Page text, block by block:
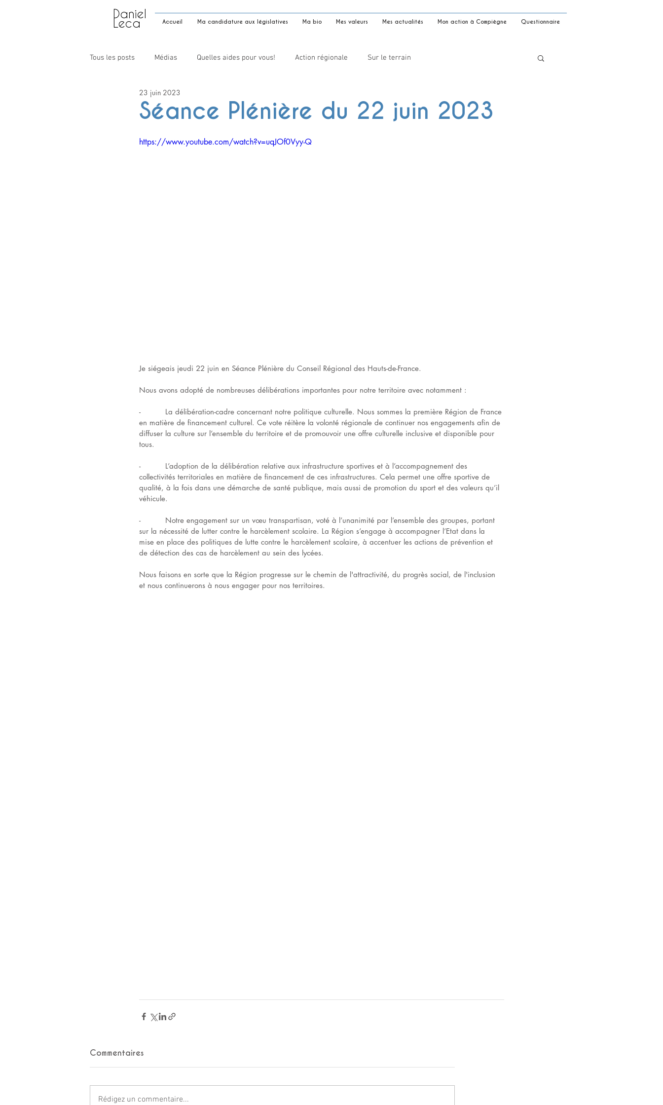
Accueil Ma candidature aux législatives Ma bio Mes valeurs Mes actualités Mon action à Compiègne Questionnaire
Daniel
Leca
Tous les posts Médias Quelles aides pour vous! Action régionale Sur le terrain
Séance Plénière du 22 juin 2023
23 juin 2023
https://www.youtube.com/watch?v=uqJOf0Vyy-Q
Je siégeais jeudi 22 juin en Séance Plénière du Conseil Régional des Hauts-de-France.
Nous avons adopté de nombreuses délibérations importantes pour notre territoire avec notamment :
-          La délibération-cadre concernant notre politique culturelle. Nous sommes la première Région de France
en matière de financement culturel. Ce vote réitère la volonté régionale de continuer nos engagements afin de
diffuser la culture sur l’ensemble du territoire et de promouvoir une offre culturelle inclusive et disponible pour
tous.
-          L’adoption de la délibération relative aux infrastructure sportives et à l’accompagnement des
collectivités territoriales en matière de financement de ces infrastructures. Cela permet une offre sportive de
qualité, à la fois dans une démarche de santé publique, mais aussi de promotion du sport et des valeurs qu’il
véhicule.
-          Notre engagement sur un vœu transpartisan, voté à l’unanimité par l’ensemble des groupes, portant
sur la nécessité de lutter contre le harcèlement scolaire. La Région s’engage à accompagner l’Etat dans la
mise en place des politiques de lutte contre le harcèlement scolaire, à accentuer les actions de prévention et
de détection des cas de harcèlement au sein des lycées.
Nous faisons en sorte que la Région progresse sur le chemin de l'attractivité, du progrès social, de l'inclusion
et nous continuerons à nous engager pour nos territoires.
Commentaires
Rédigez un commentaire...